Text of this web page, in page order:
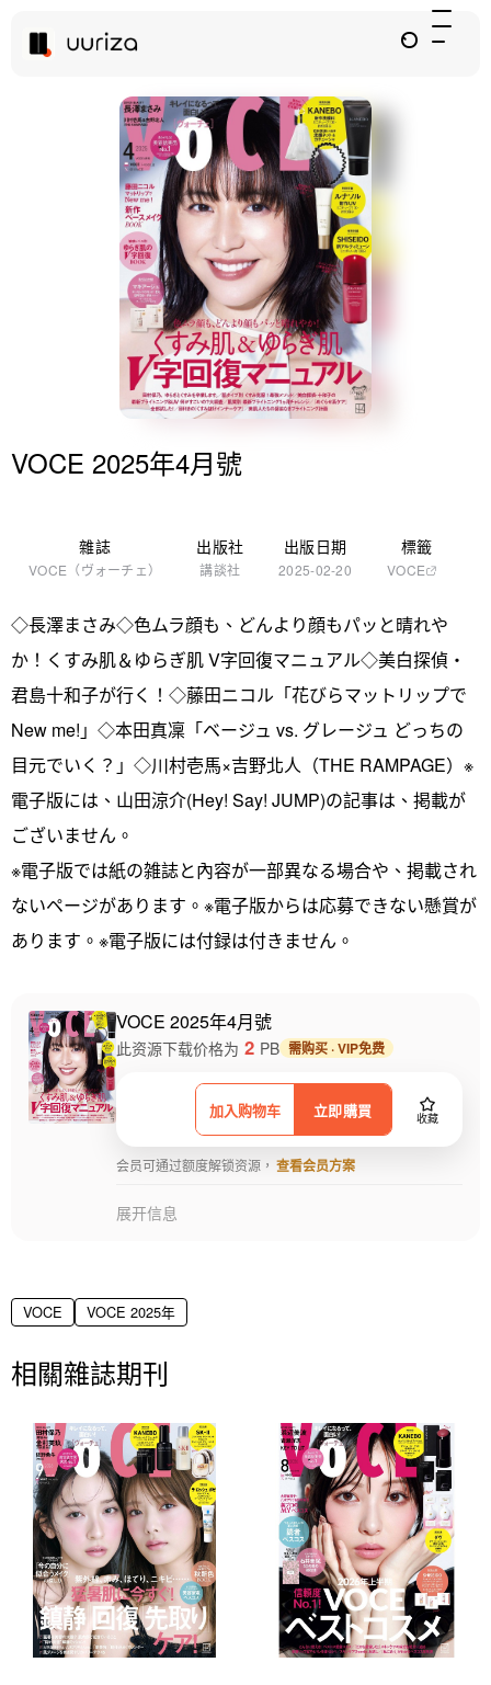
VOCE 2025年4月號
雜誌
VOCE（ヴォーチェ）
出版社
講談社
出版日期
2025-02-20
標籤
VOCE
◇長澤まさみ◇色ムラ顔も、どんより顔もパッと晴れや
か！くすみ肌＆ゆらぎ肌 V字回復マニュアル◇美白探偵・
君島十和子が行く！◇藤田ニコル「花びらマットリップで
New me!」◇本田真凜「ベージュ vs. グレージュ どっちの
目元でいく？」◇川村壱馬×吉野北人（THE RAMPAGE）※
電子版には、山田涼介(Hey! Say! JUMP)の記事は、掲載が
ございません。
※電子版では紙の雑誌と內容が一部異なる場合や、掲載され
ないページがあります。※電子版からは応募できない懸賞が
あります。※電子版には付録は付きません。
VOCE 2025年4月號
加入购物车 立即購買 收藏
此资源下载价格为 2 PB 需购买 · VIP免费
会员可通过额度解锁资源， 查看会员方案
展开信息
VOCE VOCE 2025年
相關雜誌期刊